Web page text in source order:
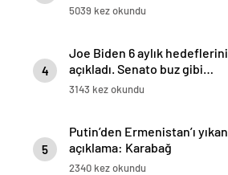
5039 kez okundu
4
Joe Biden 6 aylık hedeflerini
açıkladı. Senato buz gibi…
3143 kez okundu
5
Putin’den Ermenistan’ı yıkan
açıklama: Karabağ
Azerbaycan’ın ayrılmaz bir
2340 kez okundu